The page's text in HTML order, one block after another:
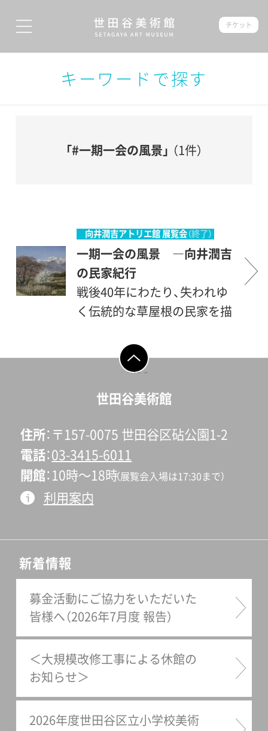
チケット
キーワードで探す
「#一期一会の風景」 （1件）
向井潤吉アトリエ館 展覧会（終了）
一期一会の風景 ―向井潤吉
の民家紀行
戦後40年にわたり、失われゆ
く伝統的な草屋根の民家を描
1995）。その旅は、一つひと
つ、かけがえのない風景との
ら偶然に見つけ心惹かれて描
いた風景や、ダム建設にとも
ない湖底に沈むことになる民
家など、その一期一会にまつ
わるエピソードとともに、向
井が愛惜の念を込めて描いた
す。
ページの先頭へ戻
世田谷美術館
住所 〒157-0075 世田谷区砧公園1-2
電話 03-3415-6011
開館 10時〜18時（展覧会入場は17:30まで）
利用案内
新着情報
募金活動にご協力をいただいた
皆様へ（2026年7月度 報告）
＜大規模改修工事による休館の
お知らせ＞
2026年度世田谷区立小学校美術